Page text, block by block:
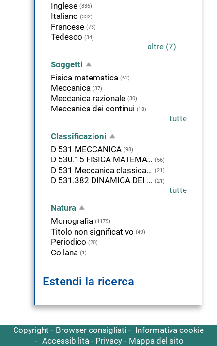
Inglese (836)
Italiano (332)
Francese (73)
Tedesco (34)
altre (7)
Soggetti
Fisica matematica (62)
Meccanica (37)
Meccanica razionale (30)
Meccanica dei continui (18)
tutte
Classificazioni
D 531 MECCANICA (98)
D 530.15 FISICA MATEMATICA (56)
D 531 Meccanica classica. Meccanica dei solidi (21)
D 531.382 DINAMICA DEI SOLIDI. SOLLECITAZIONI E DEFORMAZIONE (TENSIONE) (21)
tutte
Natura
Monografia (1179)
Titolo non significativo (49)
Periodico (20)
Collana (1)
Estendi la ricerca
Copyright Browser consigliati
Informativa cookie
Accessibilità
Privacy Mappa del sito